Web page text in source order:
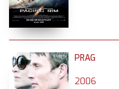
PRAG
2006